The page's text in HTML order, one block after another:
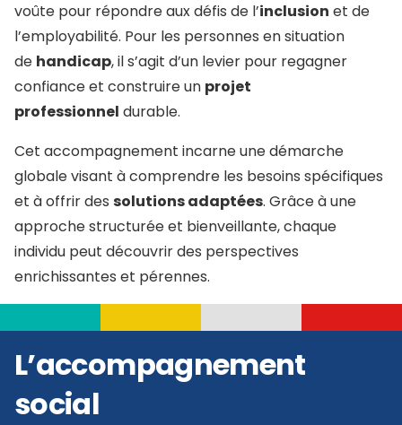
voûte pour répondre aux défis de l’inclusion et de
l’employabilité. Pour les personnes en situation
de handicap, il s’agit d’un levier pour regagner
confiance et construire un projet
professionnel durable.
Cet accompagnement incarne une démarche
globale visant à comprendre les besoins spécifiques
et à offrir des solutions adaptées. Grâce à une
approche structurée et bienveillante, chaque
individu peut découvrir des perspectives
enrichissantes et pérennes.
L’accompagnement
social